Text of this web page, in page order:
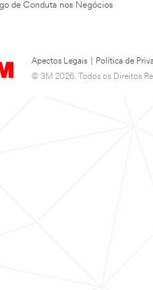
de Conduta nos Negócios
Apectos Legais Política de
© 3M 2026. Todos os Direitos